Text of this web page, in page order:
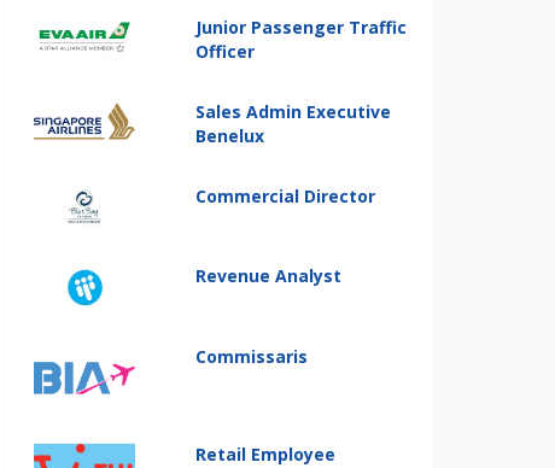
Junior Passenger Traffic
Officer
Sales Admin Executive
Benelux
Commercial Director
Revenue Analyst
Commissaris
Retail Employee